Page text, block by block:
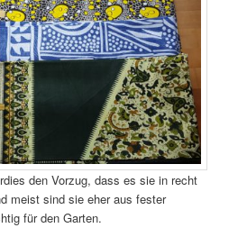
den Vorzug, dass es sie in recht
meist sind sie eher aus fester
für den Garten.